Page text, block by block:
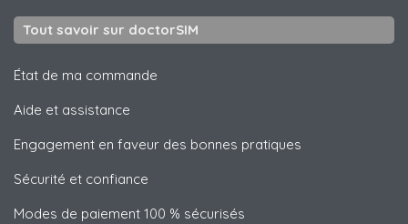
Tout savoir sur doctorSIM
État de ma commande
Aide et assistance
Engagement en faveur des bonnes pratiques
Sécurité et confiance
Modes de paiement 100 % sécurisés